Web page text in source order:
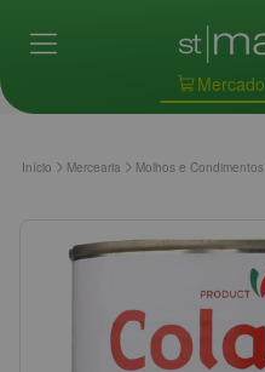
Mercado
Início Mercearia Molhos e Condimentos